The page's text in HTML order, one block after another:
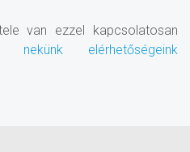
van ezzel kapcsolatosan
nekünk elérhetőségeink